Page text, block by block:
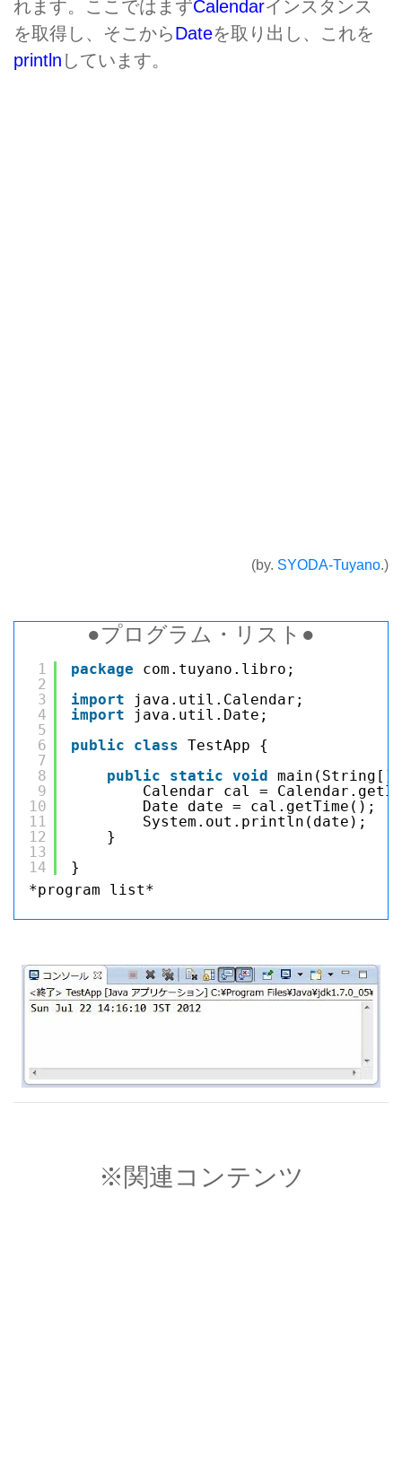
れます。ここではまずCalendarインスタンス
を取得し、そこからDateを取り出し、これを
println しています。
(by. SYODA-Tuyano.)
●プログラム・リスト●
*program list*
1
2
3
4
5
6
7
8
9
10
11
12
13
14
package
com.tuyano.libro;
import
java.util.Calendar;
import
java.util.Date;
public
class TestApp {
public
static void
Calendar cal =
Date date = cal.getTime();
System.out.println(date);
}
}
※関連コンテンツ